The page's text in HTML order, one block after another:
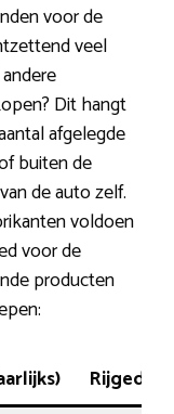
voor de
veel
Dit hangt
afgelegde
buiten de
de auto zelf.
voldoen
voor de
producten
Rijgedrag